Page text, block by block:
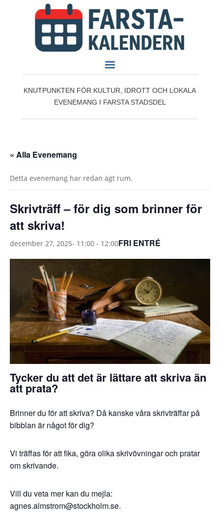
KNUTPUNKTEN FÖR KULTUR, IDROTT OCH LOKALA
EVENEMANG I FARSTA STADSDEL
« Alla Evenemang
Detta evenemang har redan ägt rum.
Skrivträff – för dig som brinner för
att skriva!
december 27, 2025- 11:00 - 12:00FRI ENTRÉ
Tycker du att det är lättare att skriva än
att prata?
Brinner du för att skriva? Då kanske våra skrivträffar på
bibblan är något för dig?
Vi träffas för att fika, göra olika skrivövningar och pratar
om skrivande.
Vill du veta mer kan du mejla:
agnes.almstrom@stockholm.se.